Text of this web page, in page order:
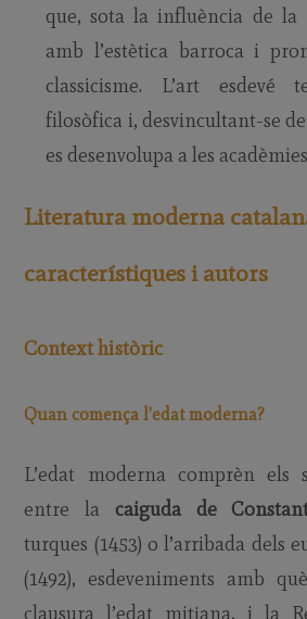
que, sota la influència de la
amb l’estètica barroca i
classicisme. L’art esdevé
filosòfica i, desvincultant-se
es desenvolupa a les
Literatura moderna
característiques i autors
Context històric
Quan comença l’edat moderna?
L’edat moderna comprèn els
entre la caiguda de
turques (1453) o l’arribada dels
(1492), esdeveniments amb
clausura l’edat mitjana, i la